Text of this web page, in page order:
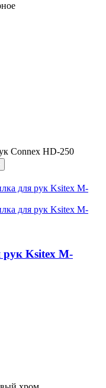
Connex HD-250
рук Ksitex M-